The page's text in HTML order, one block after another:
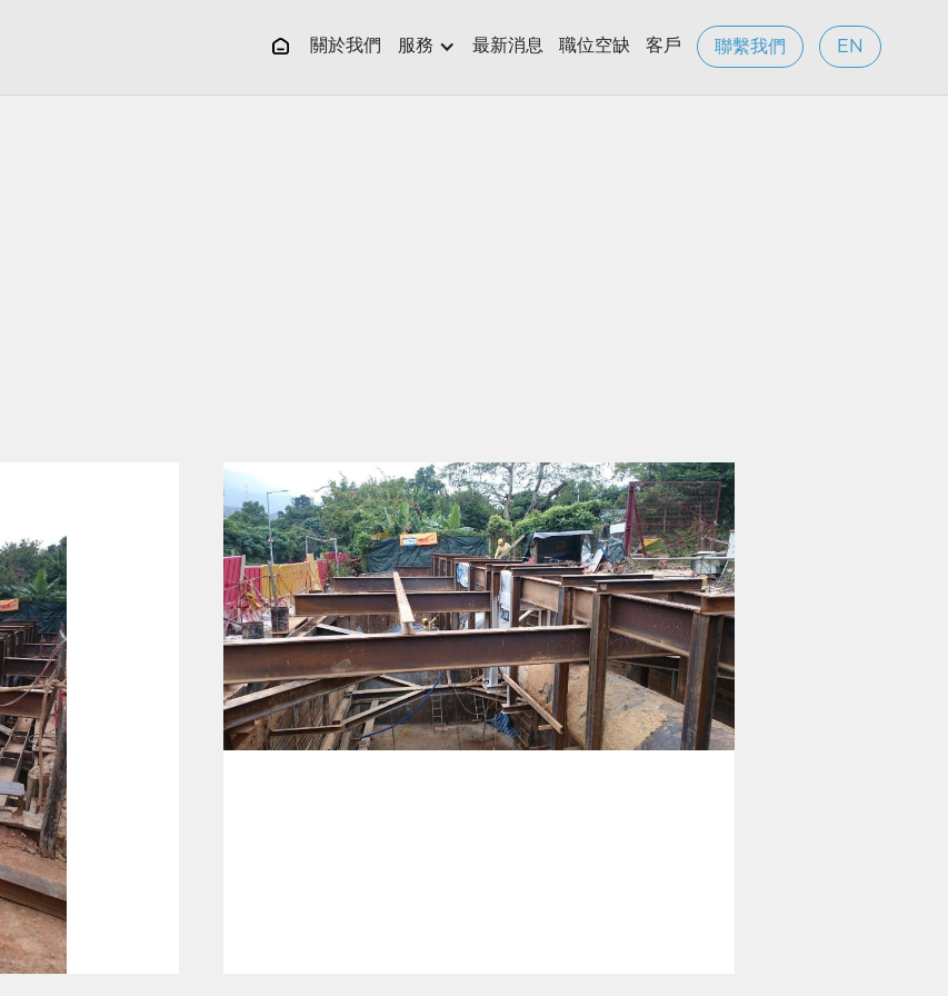
關於我們 服務 最新消息 職位空缺 客戶 聯繫我們 EN